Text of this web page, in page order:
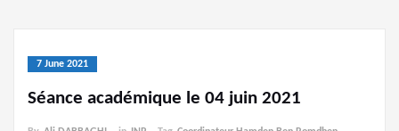
7 June 2021
Séance académique le 04 juin 2021